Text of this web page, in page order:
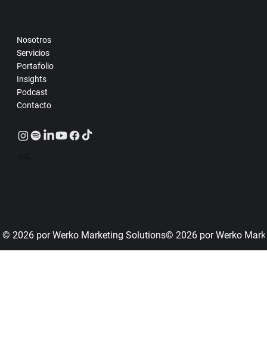
© 2026 por Werko Marketing Solutions
Nosotros
Servicios
Portafolio
Insights
Podcast
Contacto